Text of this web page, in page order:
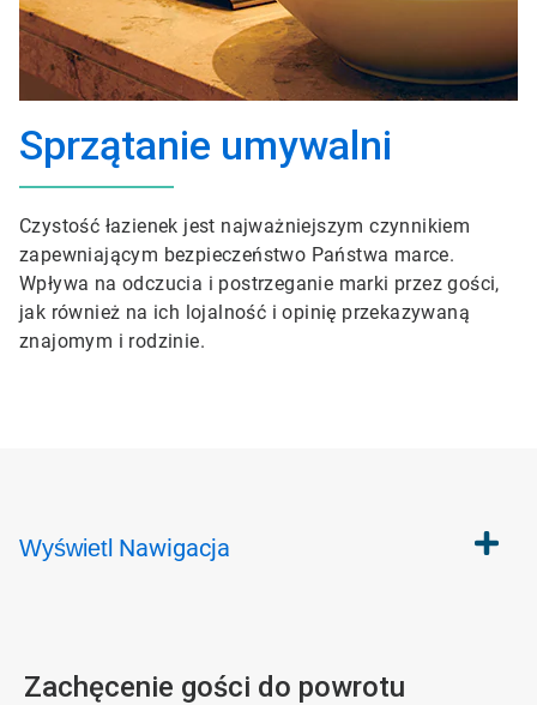
Sprzątanie umywalni
Czystość łazienek jest najważniejszym czynnikiem
zapewniającym bezpieczeństwo Państwa marce.
Wpływa na odczucia i postrzeganie marki przez gości,
jak również na ich lojalność i opinię przekazywaną
znajomym i rodzinie.
Wyświetl Nawigacja
Zachęcenie gości do powrotu